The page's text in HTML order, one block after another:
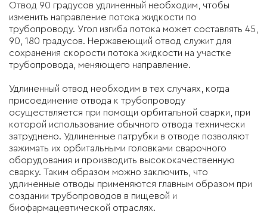
Отвод 90 градусов удлиненный необходим, чтобы
изменить направление потока жидкости по
трубопроводу. Угол изгиба потока может составлять 45,
90, 180 градусов. Нержавеющий отвод служит для
сохранения скорости потока жидкости на участке
трубопровода, меняющего направление.
Удлиненный отвод необходим в тех случаях, когда
присоединение отвода к трубопроводу
осуществляется при помощи орбитальной сварки, при
которой использование обычного отвода технически
затруднено. Удлиненные патрубки в отводе позволяют
зажимать их орбитальными головками сварочного
оборудования и производить высококачественную
сварку. Таким образом можно заключить, что
удлиненные отводы применяются главным образом при
создании трубопроводов в пищевой и
биофармацевтической отраслях.